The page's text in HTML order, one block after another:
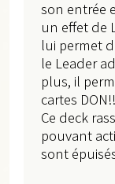
son entrée
un effet de
lui permet
le Leader
plus, il
cartes
Ce deck
pouvant
sont